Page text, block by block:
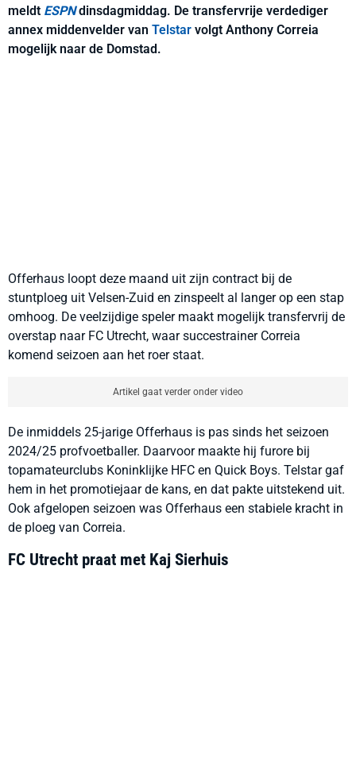
meldt ESPNdinsdagmiddag. De transfervrije verdediger
annex middenvelder van Telstar volgt Anthony Correia
mogelijk naar de Domstad.
Offerhaus loopt deze maand uit zijn contract bij de
stuntploeg uit Velsen-Zuid en zinspeelt al langer op een stap
omhoog. De veelzijdige speler maakt mogelijk transfervrij de
overstap naar FC Utrecht, waar succestrainer Correia
komend seizoen aan het roer staat.
Artikel gaat verder onder video
De inmiddels 25-jarige Offerhaus is pas sinds het seizoen
2024/25 profvoetballer. Daarvoor maakte hij furore bij
topamateurclubs Koninklijke HFC en Quick Boys. Telstar gaf
hem in het promotiejaar de kans, en dat pakte uitstekend uit.
Ook afgelopen seizoen was Offerhaus een stabiele kracht in
de ploeg van Correia.
FC Utrecht praat met Kaj Sierhuis